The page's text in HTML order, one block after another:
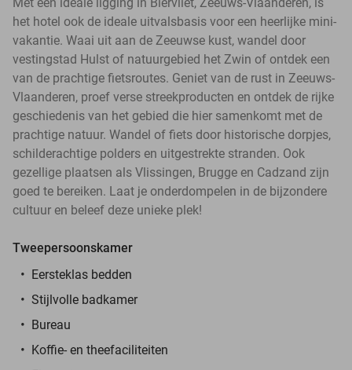
het hotel ook de ideale uitvalsbasis voor een heerlijke mini-
vakantie. Waai uit aan de Zeeuwse kust, wandel door
vestingstad Hulst of natuurgebied het Zwin of ontdek een
van de prachtige fietsroutes. Geniet van de rust in Zeeuws-
Vlaanderen, proef verse streekproducten en ontdek de rijke
geschiedenis van het gebied die hier samenkomt met de
prachtige natuur. Wandel of fiets door historische dorpjes,
schilderachtige polders en uitgestrekte stranden. Ook
gezellige plaatsen als Vlissingen, Brugge en Cadzand zijn
goed te bereiken. Laat je onderdompelen in de bijzondere
cultuur en beleef deze unieke plek!
Tweepersoonskamer
Eersteklas bedden
Stijlvolle badkamer
Bureau
Koffie- en theefaciliteiten